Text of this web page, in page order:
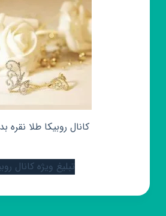
کانال روبیکا طلا نقره
تبلیغ ویژه کانال